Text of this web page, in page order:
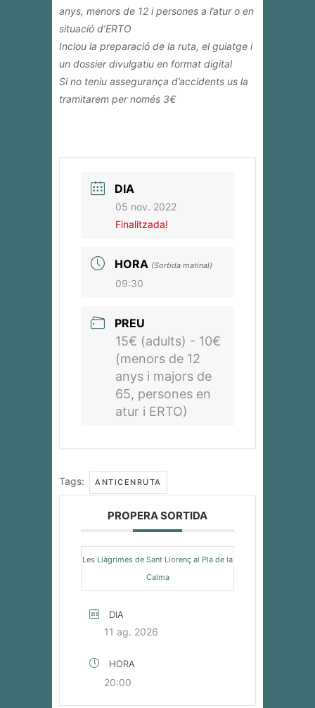
anys, menors de 12 i persones a l’atur o en
situació d’ERTO
Inclou la preparació de la ruta, el guiatge i
un dossier divulgatiu en format digital
Si no teniu assegurança d’accidents us la
tramitarem per només 3€
DIA
05 nov. 2022
Finalitzada!
HORA (Sortida matinal)
09:30
PREU
15€ (adults) - 10€
(menors de 12
anys i majors de
65, persones en
atur i ERTO)
Tags: ANTICENRUTA
PROPERA SORTIDA
Les Llàgrimes de Sant Llorenç al Pla de la
Calma
DIA
11 ag. 2026
HORA
20:00